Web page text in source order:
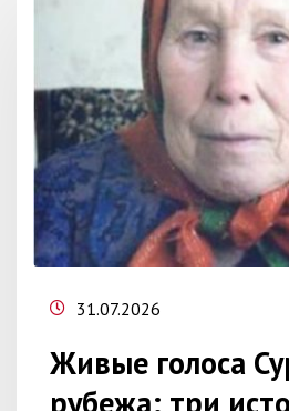
31.07.2026
Живые голоса
рубежа: три